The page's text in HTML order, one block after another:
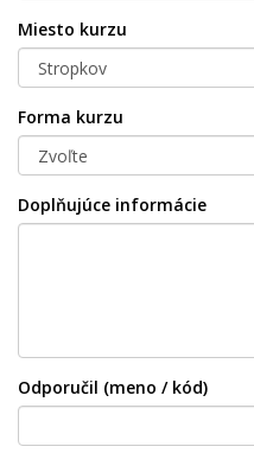
Miesto kurzu
Forma kurzu
Doplňujúce informácie
Odporučil (meno / kód)